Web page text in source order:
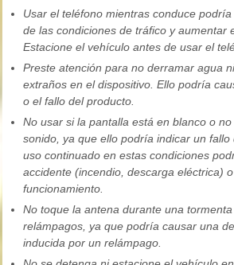
Usar el teléfono mientras conduce
de las condiciones de tráfico y aumentar
Estacione el vehículo antes de usar el
Preste atención para no derramar agua
extraños en el dispositivo. Ello podría
o el fallo del producto.
No usar si la pantalla está en blanco o
sonido, ya que ello podría indicar un fallo
uso continuado en estas condiciones
accidente (incendio, descarga eléctrica)
funcionamiento.
No toque la antena durante una
relámpagos, ya que podría causar una
inducida por un relámpago.